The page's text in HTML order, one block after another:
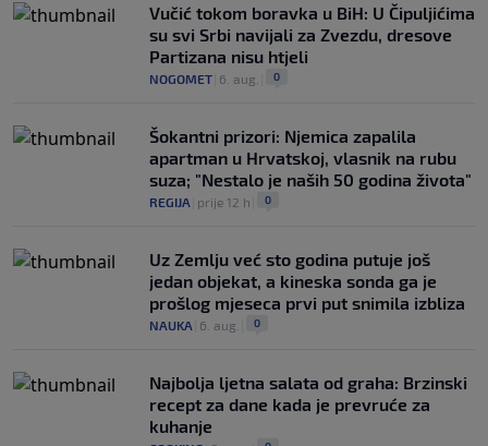
Vučić tokom boravka u BiH: U Čipuljićima
su svi Srbi navijali za Zvezdu, dresove
Partizana nisu htjeli
NOGOMET 6. aug. 0
Šokantni prizori: Njemica zapalila
apartman u Hrvatskoj, vlasnik na rubu
suza; "Nestalo je naših 50 godina života"
REGIJA prije 12 h 0
Uz Zemlju već sto godina putuje još
jedan objekat, a kineska sonda ga je
prošlog mjeseca prvi put snimila izbliza
NAUKA 6. aug. 0
Najbolja ljetna salata od graha: Brzinski
recept za dane kada je prevruće za
kuhanje